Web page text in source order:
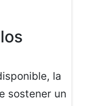
la
sostener un